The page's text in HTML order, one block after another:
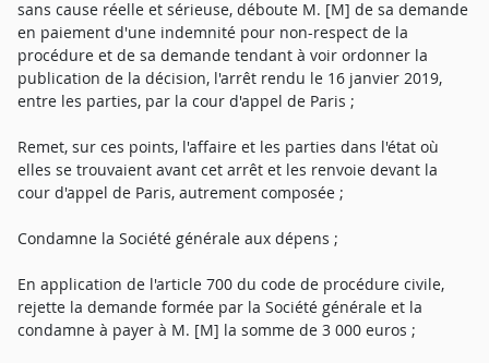
sans cause réelle et sérieuse, déboute M. [M] de sa demande
en paiement d'une indemnité pour non-respect de la
procédure et de sa demande tendant à voir ordonner la
publication de la décision, l'arrêt rendu le 16 janvier 2019,
entre les parties, par la cour d'appel de Paris ;
Remet, sur ces points, l'affaire et les parties dans l'état où
elles se trouvaient avant cet arrêt et les renvoie devant la
cour d'appel de Paris, autrement composée ;
Condamne la Société générale aux dépens ;
En application de l'article 700 du code de procédure civile,
rejette la demande formée par la Société générale et la
condamne à payer à M. [M] la somme de 3 000 euros ;